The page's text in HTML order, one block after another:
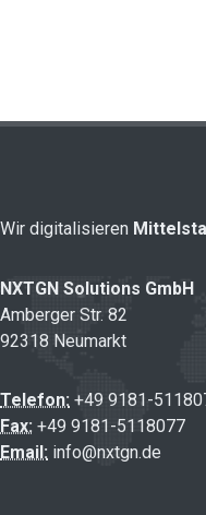
Wir digitalisieren
NXTGN Solutions GmbH
Amberger Str. 82
92318 Neumarkt
Telefon: +49 9181-
Fax: +49 9181-5118077
Email: info@nxtgn.de